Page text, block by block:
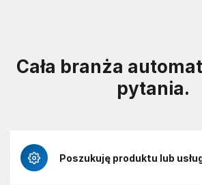
Cała branża
pytania.
Poszukuję produktu lub